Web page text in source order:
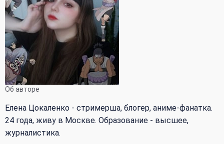
Об авторе
Елена Цокаленко - стримерша, блогер, аниме-фанатка.
24 года, живу в Москве. Образование - высшее,
журналистика.